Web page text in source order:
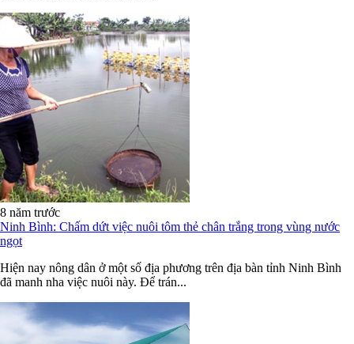
8 năm trước
Ninh Bình: Chấm dứt việc nuôi tôm thẻ chân trắng trong vùng nước
ngọt
Hiện nay nông dân ở một số địa phương trên địa bàn tỉnh Ninh Bình
đã manh nha việc nuôi này. Để trán...